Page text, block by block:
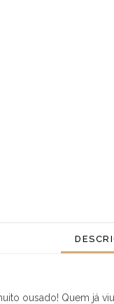
ousado! Quem já